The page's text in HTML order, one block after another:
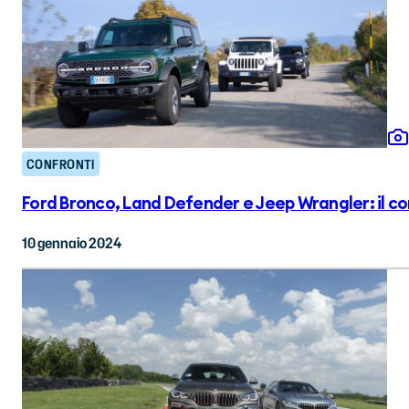
CONFRONTI
Ford Bronco, Land Defender e Jeep Wrangler: il
10 gennaio 2024